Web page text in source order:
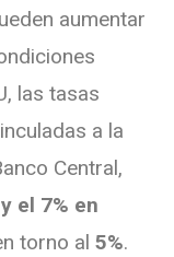
aumentar
las tasas
a la
Central,
el 7% en
torno al 5%.